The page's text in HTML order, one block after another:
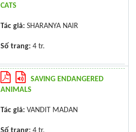
CATS
Tác giả: SHARANYA NAIR
Số trang: 4 tr.
SAVING ENDANGERED
ANIMALS
Tác giả: VANDIT MADAN